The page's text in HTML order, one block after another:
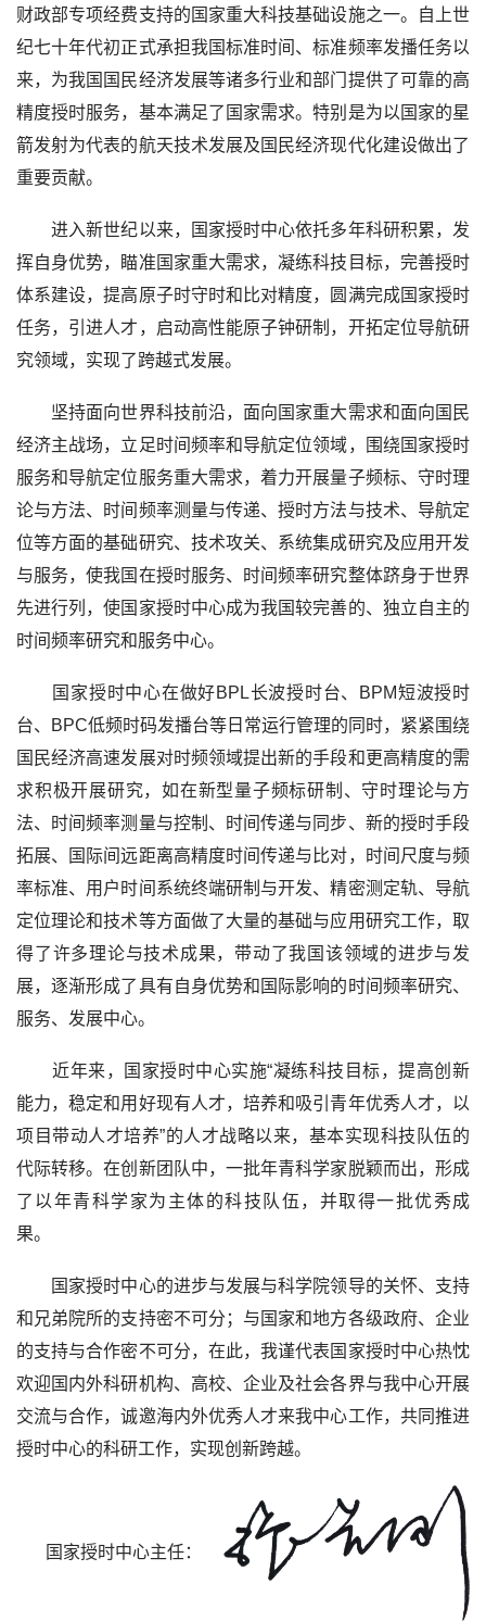
财政部专项经费支持的国家重大科技基础设施之一。自上世
纪七十年代初正式承担我国标准时间、标准频率发播任务以
来，为我国国民经济发展等诸多行业和部门提供了可靠的高
精度授时服务，基本满足了国家需求。特别是为以国家的星
箭发射为代表的航天技术发展及国民经济现代化建设做出了
重要贡献。
进入新世纪以来，国家授时中心依托多年科研积累，发
挥自身优势，瞄准国家重大需求，凝练科技目标，完善授时
体系建设，提高原子时守时和比对精度，圆满完成国家授时
任务，引进人才，启动高性能原子钟研制，开拓定位导航研
究领域，实现了跨越式发展。
坚持面向世界科技前沿，面向国家重大需求和面向国民
经济主战场，立足时间频率和导航定位领域，围绕国家授时
服务和导航定位服务重大需求，着力开展量子频标、守时理
论与方法、时间频率测量与传递、授时方法与技术、导航定
位等方面的基础研究、技术攻关、系统集成研究及应用开发
与服务，使我国在授时服务、时间频率研究整体跻身于世界
先进行列，使国家授时中心成为我国较完善的、独立自主的
时间频率研究和服务中心。
国家授时中心在做好BPL长波授时台、BPM短波授时
台、BPC低频时码发播台等日常运行管理的同时，紧紧围绕
国民经济高速发展对时频领域提出新的手段和更高精度的需
求积极开展研究，如在新型量子频标研制、守时理论与方
法、时间频率测量与控制、时间传递与同步、新的授时手段
拓展、国际间远距离高精度时间传递与比对，时间尺度与频
率标准、用户时间系统终端研制与开发、精密测定轨、导航
定位理论和技术等方面做了大量的基础与应用研究工作，取
得了许多理论与技术成果，带动了我国该领域的进步与发
展，逐渐形成了具有自身优势和国际影响的时间频率研究、
服务、发展中心。
近年来，国家授时中心实施“凝练科技目标，提高创新
能力，稳定和用好现有人才，培养和吸引青年优秀人才，以
项目带动人才培养”的人才战略以来，基本实现科技队伍的
代际转移。在创新团队中，一批年青科学家脱颖而出，形成
了以年青科学家为主体的科技队伍，并取得一批优秀成
果。
国家授时中心的进步与发展与科学院领导的关怀、支持
和兄弟院所的支持密不可分；与国家和地方各级政府、企业
的支持与合作密不可分，在此，我谨代表国家授时中心热忱
欢迎国内外科研机构、高校、企业及社会各界与我中心开展
交流与合作，诚邀海内外优秀人才来我中心工作，共同推进
授时中心的科研工作，实现创新跨越。
国家授时中心主任：